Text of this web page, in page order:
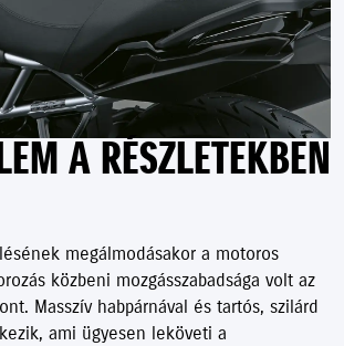
A RÉSZLETEKBEN
megálmodásakor a motoros
közbeni mozgásszabadsága volt az
Masszív habpárnával és tartós, szilárd
ami ügyesen leköveti a